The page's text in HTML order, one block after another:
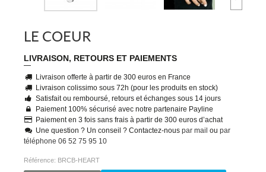
LE COEUR
LIVRAISON, RETOURS ET PAIEMENTS
Livraison offerte à partir de 300 euros en France
Livraison colissimo sous 72h (pour les produits en stock)
Satisfait ou remboursé, retours et échanges sous 14 jours
Paiement 100% sécurisé avec notre partenaire Payline
Paiement en 3 fois sans frais à partir de 300 euros d’achat
Une question ? Un conseil ? Contactez-nous par mail ou par
téléphone 06 52 75 95 10
Référence: BRCB-HEART